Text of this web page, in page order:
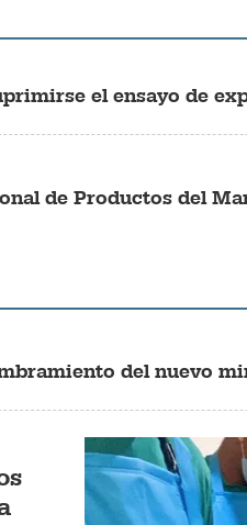
el ensayo de
de Productos del
del nuevo